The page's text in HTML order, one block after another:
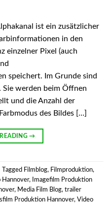
ist ein zusätzlicher
in den
einzelner Pixel (auch
speichert. Im Grunde sind
werden beim Öffnen
und die Anzahl der
des Bildes […]
→
Tagged Filmblog, Filmproduktion,
Hannover,
Imagefilm Produktion
, Media Film Blog, trailer
Produktion Hannover, Video